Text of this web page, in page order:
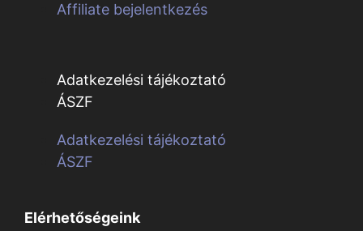
Affiliate bejelentkezés
Adatkezelési tájékoztató
ÁSZF
Adatkezelési tájékoztató
ÁSZF
Elérhetőségeink